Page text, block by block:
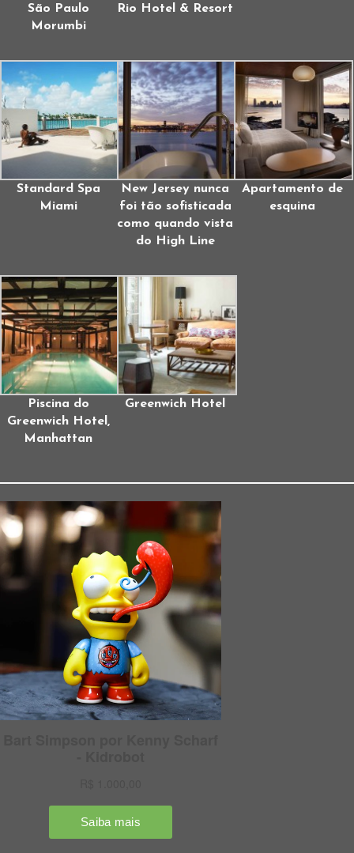
São Paulo
Morumbi
Rio Hotel & Resort
Standard Spa
Miami
New Jersey nunca
foi tão sofisticada
como quando vista
do High Line
Apartamento de
esquina
Piscina do
Greenwich Hotel,
Manhattan
Greenwich Hotel